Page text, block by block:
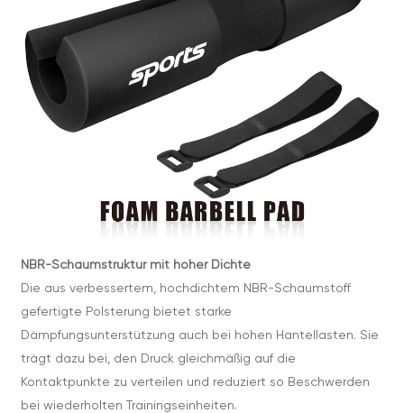
NBR-Schaumstruktur mit hoher Dichte
Die aus verbessertem, hochdichtem NBR-Schaumstoff
gefertigte Polsterung bietet starke
Dämpfungsunterstützung auch bei hohen Hantellasten. Sie
trägt dazu bei, den Druck gleichmäßig auf die
Kontaktpunkte zu verteilen und reduziert so Beschwerden
bei wiederholten Trainingseinheiten.